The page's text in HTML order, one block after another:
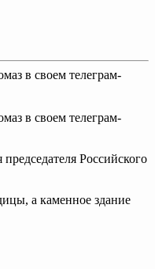
в своем телеграм-
в своем телеграм-
Российского
а каменное здание